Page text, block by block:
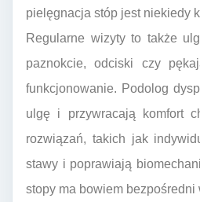
pielęgnacja stóp jest niekiedy
Regularne wizyty to także
paznokcie, odciski czy
funkcjonowanie. Podolog
ulgę i przywracają komfort
rozwiązań, takich jak
stawy i poprawiają
stopy ma bowiem bezpośredni